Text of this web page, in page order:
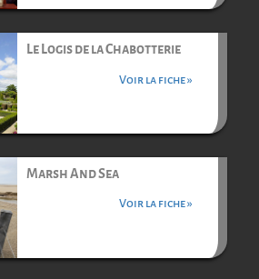
Le Logis de la Chabotterie
Voir la fiche »
Marsh And Sea
Voir la fiche »